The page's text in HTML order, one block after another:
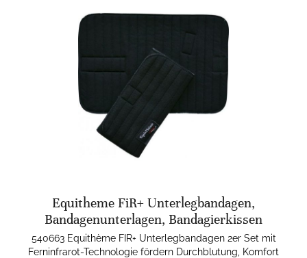
Equitheme FiR+ Unterlegbandagen,
Bandagenunterlagen, Bandagierkissen
540663 Equithème FIR+ Unterlegbandagen 2er Set mit
Ferninfrarot-Technologie fördern Durchblutung, Komfort